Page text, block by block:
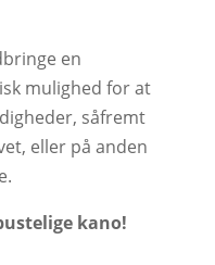
en
mulighed for at
såfremt
eller på anden
kano!